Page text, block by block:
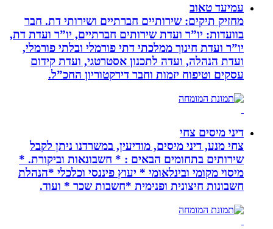
עמיעד טאוב
מחזיק תיקים: שירותיים חברתיים ושירותי דת. חבר
בוועדות: יו”ר ועדת שירותים חברתיים, יו”ר ועדת דת,
יו”ר ועדת חינוך ממלכתי דתי פורמלי ובלתי פורמלי,
ועדת הנהלה, ועדה לתכנון אסטרטגי, ועדת קידום
עסקים וטיפוח יזמות וחבר דירקטוריון החכ”ל.
דיני מיסים צחי
צחי מנע, דיני מיסים, מודיעין, במשרדנו ניתן לקבל
שירותים בתחומים הבאים : * חשבונאות וביקורת. *
מיסוי מקומי ובינלאומי * יעוץ פיננסי וכלכלי *הנהלת
חשבונות חיצונית ופנימית *חשבות שכר * ועוד.